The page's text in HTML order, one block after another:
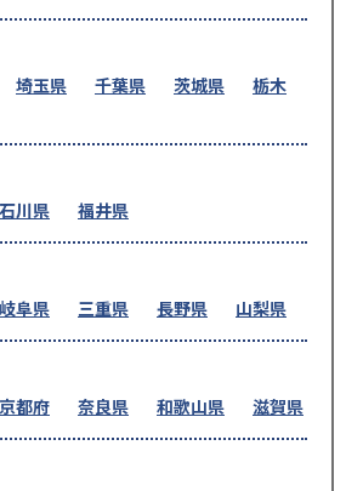
埼玉県 千葉県 茨城県
栃木
石川県 福井県
岐阜県 三重県 長野県 山梨県
京都府 奈良県 和歌山県 滋賀県